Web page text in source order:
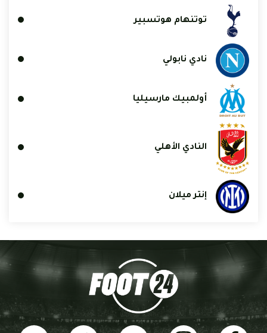
توتنهام هوتسبير
نادي نابولي
أولمبيك مارسيليا
النادي الأهلي
إنتر ميلان